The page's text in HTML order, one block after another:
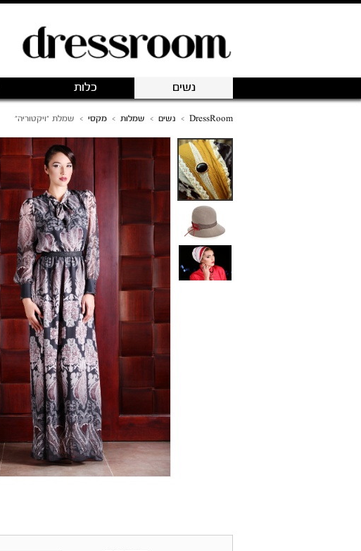
נשים כלות
DressRoom
> נשים > שמלות > מקסי > שמלת "ויקטוריה"